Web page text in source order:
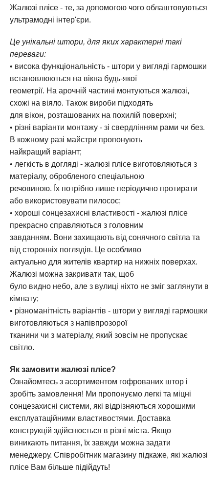
Жалюзі плісе - те, за допомогою чого облаштовуються
ультрамодні інтер'єри.
Це унікальні штори, для яких характерні такі
переваги:
• висока функціональність - штори у вигляді гармошки
встановлюються на вікна будь-якої
геометрії. На арочній частині монтуються жалюзі,
схожі на віяло. Також вироби підходять
для вікон, розташованих на похилій поверхні;
• різні варіанти монтажу - зі свердлінням рами чи без.
В кожному разі майстри пропонують
найкращий варіант;
• легкість в догляді - жалюзі плісе виготовляються з
матеріалу, обробленого спеціальною
речовиною. Їх потрібно лише періодично протирати
або використовувати пилосос;
• хороші сонцезахисні властивості - жалюзі плісе
прекрасно справляються з головним
завданням. Вони захищають від сонячного світла та
від сторонніх поглядів. Це особливо
актуально для жителів квартир на нижніх поверхах.
Жалюзі можна закривати так, щоб
було видно небо, але з вулиці ніхто не зміг заглянути в
кімнату;
• різноманітність варіантів - штори у вигляді гармошки
виготовляються з напівпрозорої
тканини чи з матеріалу, який зовсім не пропускає
світло.
Як замовити жалюзі плісе?
Ознайомтесь з асортиментом гофрованих штор і
зробіть замовлення! Ми пропонуємо легкі та міцні
сонцезахисні системи, які відрізняються хорошими
експлуатаційними властивостями. Доставка
конструкцій здійснюється в різні міста. Якщо
виникають питання, їх завжди можна задати
менеджеру. Співробітник магазину підкаже, які жалюзі
плісе Вам більше підійдуть!